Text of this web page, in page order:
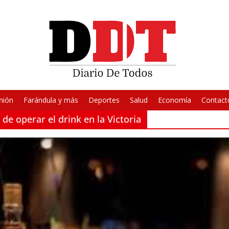
Farándula y más Deportes Salud Economía
operar el drink en la Victoria